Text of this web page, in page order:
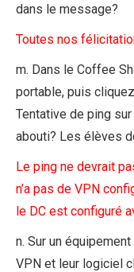
dans le message?
Toutes nos
m. Dans le Coffee
portable, puis
Tentative de ping
abouti? Les élèves
Le ping ne devrait
n’a pas de VPN
le DC est configuré
n. Sur un
VPN et leur logiciel